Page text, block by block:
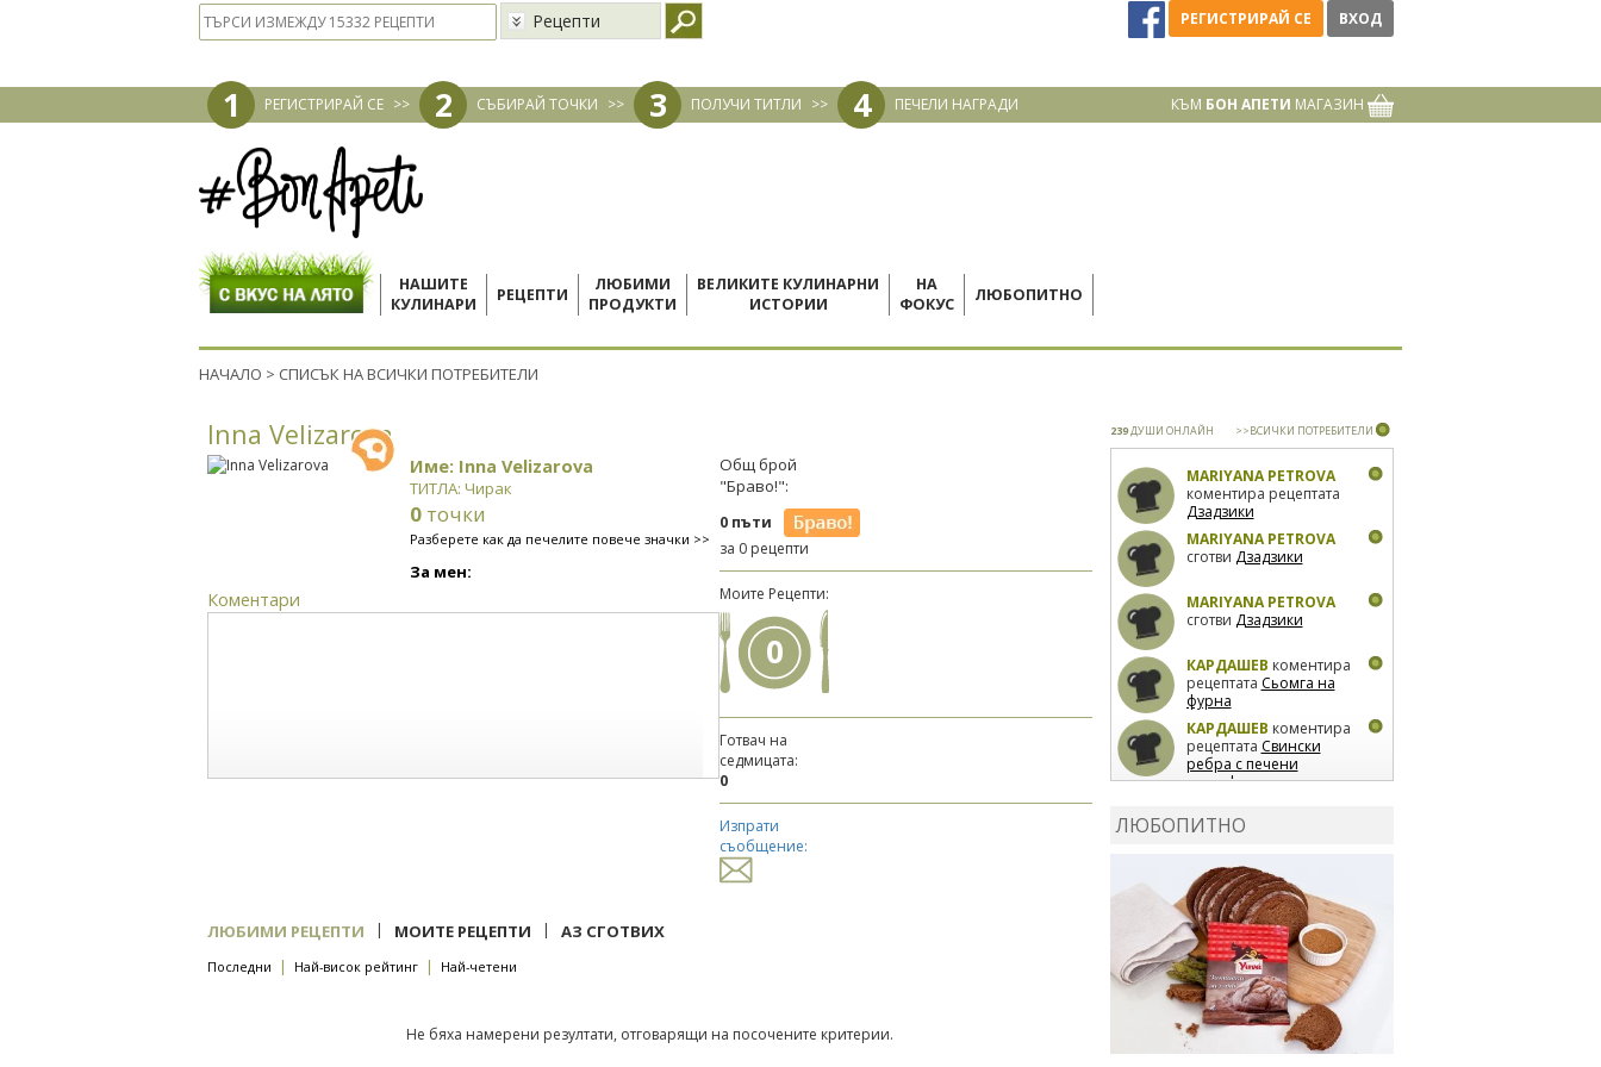
Рецепти РЕГИСТРИРАЙ СЕ ВХОД
1 РЕГИСТРИРАЙ СЕ >> 2 СЪБИРАЙ ТОЧКИ >> 3 ПОЛУЧИ ТИТЛИ >> 4 ПЕЧЕЛИ НАГРАДИ КЪМ БОН АПЕТИ МАГАЗИН
НАШИТЕ
КУЛИНАРИ
РЕЦЕПТИ
ЛЮБИМИ
ПРОДУКТИ
ВЕЛИКИТЕ КУЛИНАРНИ
ИСТОРИИ
НА
ФОКУС
ЛЮБОПИТНО
НАЧАЛО > СПИСЪК НА ВСИЧКИ ПОТРЕБИТЕЛИ
Inna Velizarova
Име: Inna Velizarova
ТИТЛА: Чирак
0 точки
Разберете как да печелите повече значки >>
За мен:
Коментари
Общ брой
"Браво!":
0 пъти
за 0 рецепти
Моите Рецепти:
0
Готвач на
седмицата:
0
Изпрати
съобщение:
ЛЮБИМИ РЕЦЕПТИ | МОИТЕ РЕЦЕПТИ | АЗ СГОТВИХ
Последни | Най-висок рейтинг | Най-четени
Не бяха намерени резултати, отговарящи на посочените критерии.
239ДУШИ ОНЛАЙН >>ВСИЧКИ ПОТРЕБИТЕЛИ
MARIYANA PETROVA
коментира рецептата
Дзадзики
MARIYANA PETROVA
сготви Дзадзики
MARIYANA PETROVA
сготви Дзадзики
КАРДАШЕВ коментира
рецептата Сьомга на
фурна
КАРДАШЕВ коментира
рецептата Свински
ребра с печени
картофи
лимон
коментира рецептата
Киноа със зеленчуци
ЛЮБОПИТНО